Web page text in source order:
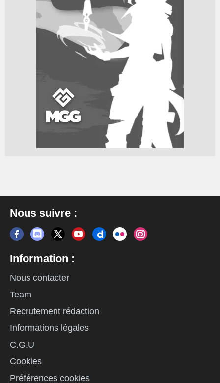
Nous suivre :
Information :
Nous contacter
Team
Recrutement rédaction
Informations légales
C.G.U
Cookies
Préférences cookies